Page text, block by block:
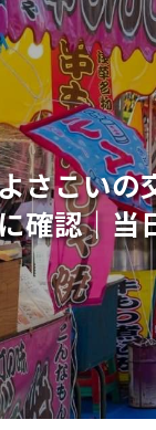
さこいの
確認｜当